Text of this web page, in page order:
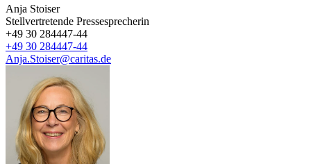
Anja Stoiser
Stellvertretende Pressesprecherin
+49 30 284447-44
+49 30 284447-44
Anja.Stoiser@caritas.de